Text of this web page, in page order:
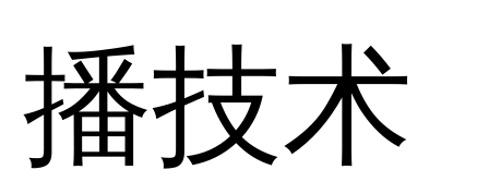
播技术